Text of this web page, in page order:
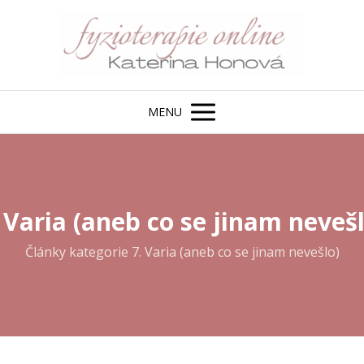
MENU
(aneb co se jinam
Články kategorie 7. Varia (aneb co se jinam nevešlo)